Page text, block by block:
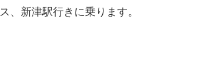
、新津駅行きに乗ります。